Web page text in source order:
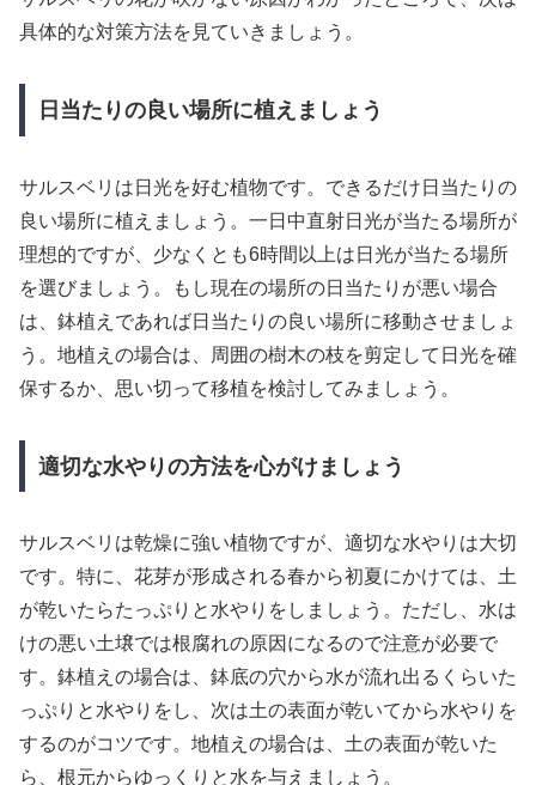
具体的な対策方法を見ていきましょう。
日当たりの良い場所に植えましょう
サルスベリは日光を好む植物です。できるだけ日当たりの
良い場所に植えましょう。一日中直射日光が当たる場所が
理想的ですが、少なくとも6時間以上は日光が当たる場所
を選びましょう。もし現在の場所の日当たりが悪い場合
は、鉢植えであれば日当たりの良い場所に移動させましょ
う。地植えの場合は、周囲の樹木の枝を剪定して日光を確
保するか、思い切って移植を検討してみましょう。
適切な水やりの方法を心がけましょう
サルスベリは乾燥に強い植物ですが、適切な水やりは大切
です。特に、花芽が形成される春から初夏にかけては、土
が乾いたらたっぷりと水やりをしましょう。ただし、水は
けの悪い土壌では根腐れの原因になるので注意が必要で
す。鉢植えの場合は、鉢底の穴から水が流れ出るくらいた
っぷりと水やりをし、次は土の表面が乾いてから水やりを
するのがコツです。地植えの場合は、土の表面が乾いた
ら、根元からゆっくりと水を与えましょう。